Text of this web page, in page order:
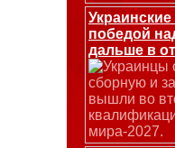
победой
дальше в
Украинцы
сборную и
вышли во
мира-2027.